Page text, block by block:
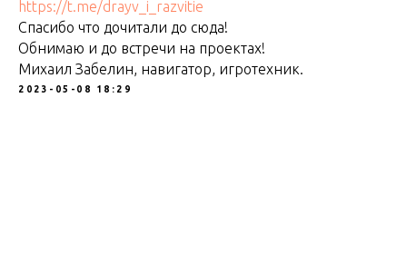
https://t.me/drayv_i_razvitie
Спасибо что дочитали до сюда!
Обнимаю и до встречи на проектах!
Михаил Забелин, навигатор, игротехник.
2023-05-08 18:29